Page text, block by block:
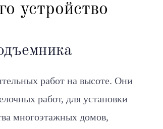
устройство
работ на высоте. Они
работ, для установки
многоэтажных домов,